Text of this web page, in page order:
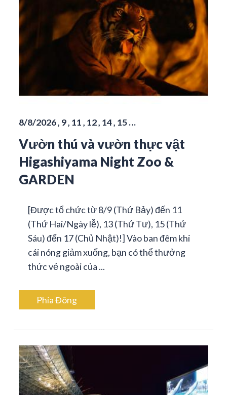
8/8/2026 , 9 , 11 , 12 , 14 , 15 …
Vườn thú và vườn thực vật
Higashiyama Night Zoo &
GARDEN
[Được tổ chức từ 8/9 (Thứ Bảy) đến 11
(Thứ Hai/Ngày lễ), 13 (Thứ Tư), 15 (Thứ
Sáu) đến 17 (Chủ Nhật)!] Vào ban đêm khi
cái nóng giảm xuống, bạn có thể thưởng
thức vẻ ngoài của ...
Phía Đông